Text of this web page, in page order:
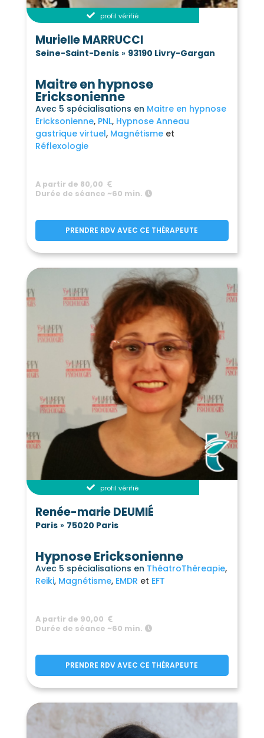
profil vérifié
Murielle MARRUCCI
Seine-Saint-Denis» 93190 Livry-Gargan
Maitre en hypnose
Ericksonienne
Avec 5 spécialisations en Maitre en hypnose
Ericksonienne PNL Hypnose Anneau
gastrique virtuel Magnétisme
Réflexologie
A partir de 80,00
Durée de séance ~60 min.
PRENDRE RDV AVEC CE THÉRAPEUTE
profil vérifié
Renée-marie DEUMIÉ
Paris» 75020 Paris
Hypnose Ericksonienne
Avec 5 spécialisations en ThéatroThéreapie
Reiki Magnétisme EMDR EFT
A partir de 90,00
Durée de séance ~60 min.
PRENDRE RDV AVEC CE THÉRAPEUTE